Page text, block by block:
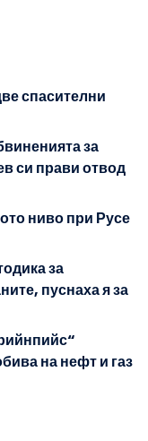
спасителни
за
си прави отвод
ниво при Русе
за
пуснаха я за
на нефт и газ